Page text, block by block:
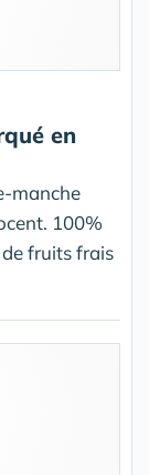
en
manche
100%
fruits frais